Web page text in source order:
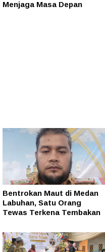
Menjaga Masa Depan
Bentrokan Maut di Medan
Labuhan, Satu Orang
Tewas Terkena Tembakan